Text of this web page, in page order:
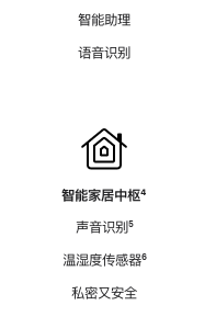
智能助理
语音识别
智能家居中枢脚
⁴
声音识别脚
⁵
温湿度传感器脚
⁶
私密又安全